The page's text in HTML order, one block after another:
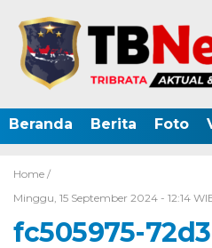
Beranda Berita Foto
Home /
Minggu, 15 September 2024 - 12:14
fc505975-